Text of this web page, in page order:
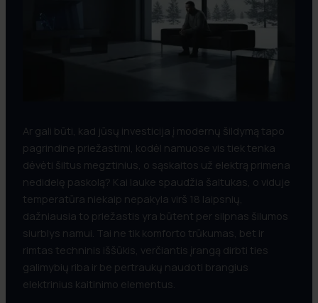
Ar gali būti, kad jūsų investicija į modernų šildymą tapo
pagrindine priežastimi, kodėl namuose vis tiek tenka
dėvėti šiltus megztinius, o sąskaitos už elektrą primena
nedidelę paskolą? Kai lauke spaudžia šaltukas, o viduje
temperatūra niekaip nepakyla virš 18 laipsnių,
dažniausia to priežastis yra būtent per silpnas šilumos
siurblys namui. Tai ne tik komforto trūkumas, bet ir
rimtas techninis iššūkis, verčiantis įrangą dirbti ties
galimybių riba ir be pertraukų naudoti brangius
elektrinius kaitinimo elementus.